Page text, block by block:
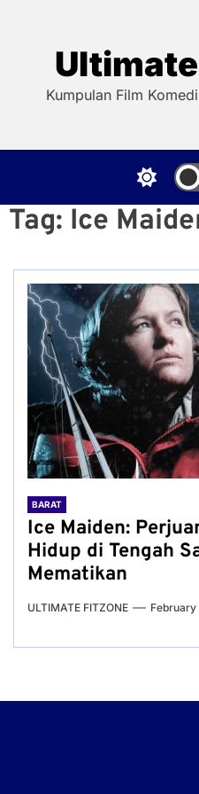
Kumpulan Film
Tag: Ice
BARAT
Ice Maiden:
Hidup di Tengah
Mematikan
ULTIMATE FITZONE